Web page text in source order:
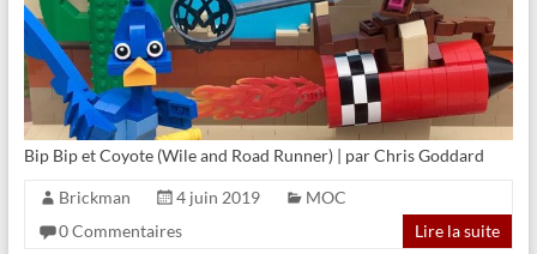
Bip Bip et Coyote (Wile and Road Runner) | par Chris Goddard
Brickman 4 juin 2019
MOC
0 Commentaires
Lire la suite